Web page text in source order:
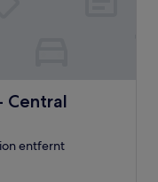
Central
entfernt